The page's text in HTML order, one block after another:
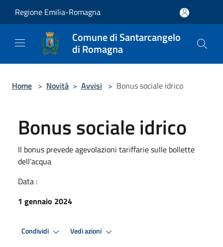
Regione Emilia-Romagna
Comune di Santarcangelo
di Romagna
Home > Novità > Avvisi > Bonus sociale idrico
Bonus sociale idrico
Il bonus prevede agevolazioni tariffarie sulle bollette
dell’acqua
Data :
1 gennaio 2024
Condividi Vedi azioni